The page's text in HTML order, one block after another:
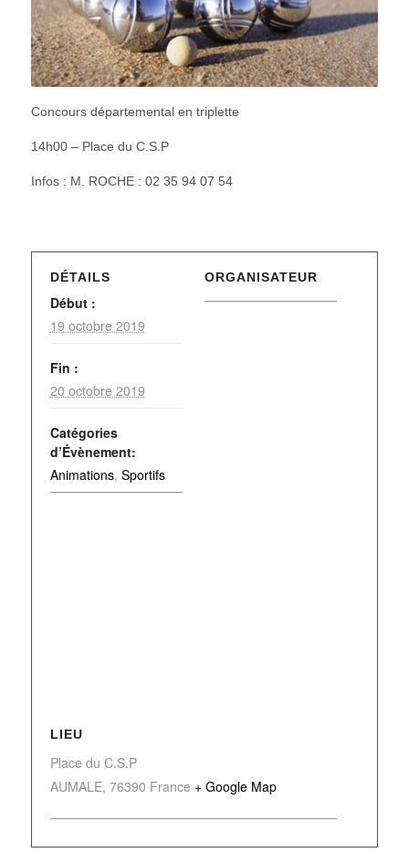
Concours départemental en triplette
14h00 – Place du C.S.P
Infos : M. ROCHE : 02 35 94 07 54
DÉTAILS
Début :
19 octobre 2019
Fin :
20 octobre 2019
Catégories
d’Évènement:
Animations, Sportifs
ORGANISATEUR
LIEU
Place du C.S.P
AUMALE, 76390 France + Google Map